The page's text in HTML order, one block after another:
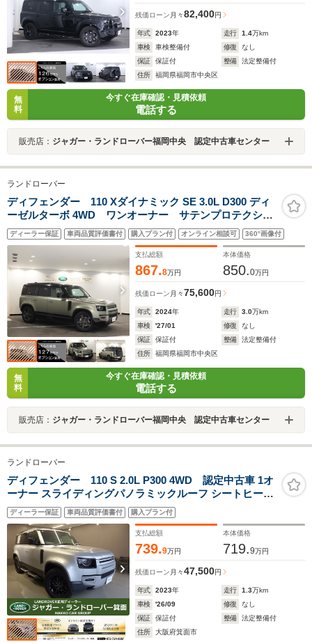
残価ローン 月々82,400円
年式 2023年 走行 1.4万km
車検
車検整備付 修復
なし
保証
保証付 整備
法定整備付
住所
福岡県福岡市中央区
無
料
今すぐ在庫確認・見積依頼
電話する
販売店： ジャガー・ランドローバー福岡中央 認定中古車センター
ランドローバー
ディフェンダー 110 Xダイナミック SE 3.0L D300 ディ
ーゼルターボ 4WD ワンオーナー サテンプロテクショ
ンフィルム エアサスペンション クリアサイトインテ
リアビューミラー 12ウェイフロント電動シート(ヒータ
ー付き) クロスカービーム(ダークグレイパウダーコート
フィニッシュ
ディーラー保証 車両品質評価書付 購入プラン付 オンライン相談可 360°画像付
支払総額
867.8万円
本体価格
850.0万円
残価ローン 月々75,600円
年式 2024年 走行 3.0万km
車検
'27/01 修復
なし
保証
保証付 整備
法定整備付
住所
福岡県福岡市中央区
無
料
今すぐ在庫確認・見積依頼
電話する
販売店： ジャガー・ランドローバー福岡中央 認定中古車センター
ランドローバー
ディフェンダー 110 S 2.0L P300 4WD 認定中古車 1オ
ーナー スライディングパノラミックルーフ シートヒータ
ー サイドステップ(固定式) フル液晶メーター ルーフレー
ル ACC/LKA/BSM/RTM 3Dサラウンドカメラ 純正ドラレ
コ 19インチAW
ディーラー保証 車両品質評価書付 購入プラン付
支払総額
739.9万円
本体価格
719.9万円
残価ローン 月々47,500円
年式 2023年 走行 1.3万km
車検
'26/09 修復
なし
保証
保証付 整備
法定整備付
住所
大阪府箕面市